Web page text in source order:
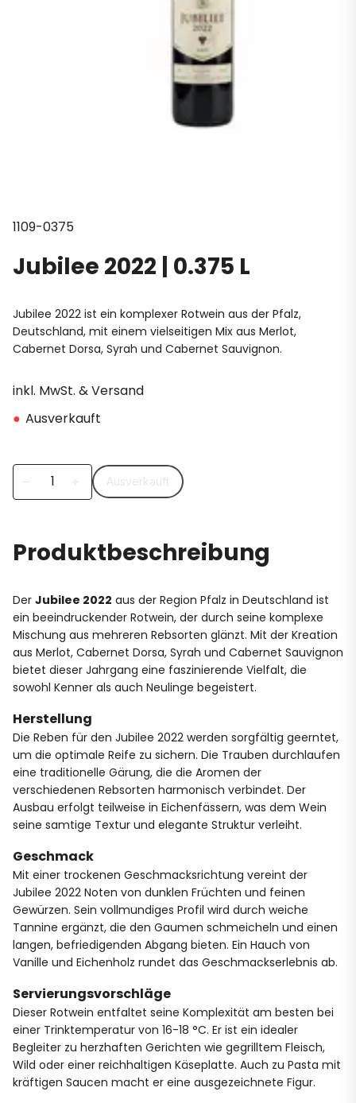
1109-0375
Jubilee 2022 | 0.375 L
Jubilee 2022 ist ein komplexer Rotwein aus der Pfalz,
Deutschland, mit einem vielseitigen Mix aus Merlot,
Cabernet Dorsa, Syrah und Cabernet Sauvignon.
inkl. MwSt. & Versand
● Ausverkauft
remove add Ausverkauft
Der Jubilee 2022 aus der Region Pfalz in Deutschland ist
ein beeindruckender Rotwein, der durch seine komplexe
Mischung aus mehreren Rebsorten glänzt. Mit der Kreation
aus Merlot, Cabernet Dorsa, Syrah und Cabernet Sauvignon
bietet dieser Jahrgang eine faszinierende Vielfalt, die
sowohl Kenner als auch Neulinge begeistert.
Herstellung
Die Reben für den Jubilee 2022 werden sorgfältig geerntet,
um die optimale Reife zu sichern. Die Trauben durchlaufen
eine traditionelle Gärung, die die Aromen der
verschiedenen Rebsorten harmonisch verbindet. Der
Ausbau erfolgt teilweise in Eichenfässern, was dem Wein
seine samtige Textur und elegante Struktur verleiht.
Geschmack
Mit einer trockenen Geschmacksrichtung vereint der
Jubilee 2022 Noten von dunklen Früchten und feinen
Gewürzen. Sein vollmundiges Profil wird durch weiche
Tannine ergänzt, die den Gaumen schmeicheln und einen
langen, befriedigenden Abgang bieten. Ein Hauch von
Vanille und Eichenholz rundet das Geschmackserlebnis ab.
Servierungsvorschläge
Dieser Rotwein entfaltet seine Komplexität am besten bei
einer Trinktemperatur von 16-18 °C. Er ist ein idealer
Begleiter zu herzhaften Gerichten wie gegrilltem Fleisch,
Wild oder einer reichhaltigen Käseplatte. Auch zu Pasta mit
kräftigen Saucen macht er eine ausgezeichnete Figur.
Produktbeschreibung